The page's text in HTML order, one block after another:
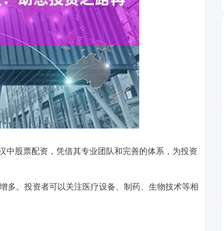
股票配资，凭借其专业团队和完善的体系，为投资
多。投资者可以关注医疗设备、制药、生物技术等相